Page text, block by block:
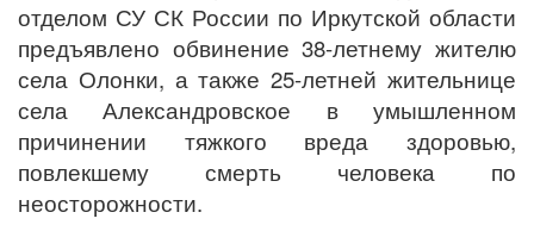
отделом СУ СК России по Иркутской области
предъявлено обвинение 38-летнему жителю
села Олонки, а также 25-летней жительнице
села Александровское в умышленном
причинении тяжкого вреда здоровью,
повлекшему смерть человека по
неосторожности.